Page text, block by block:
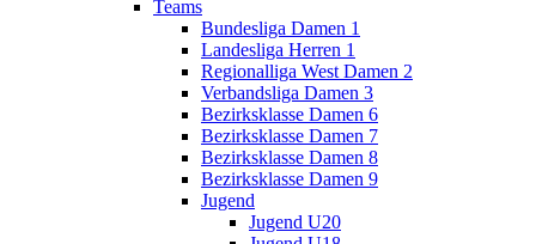
Teams
Bundesliga Damen 1
Landesliga Herren 1
Regionalliga West Damen 2
Verbandsliga Damen 3
Bezirksklasse Damen 6
Bezirksklasse Damen 7
Bezirksklasse Damen 8
Bezirksklasse Damen 9
Jugend
Jugend U20